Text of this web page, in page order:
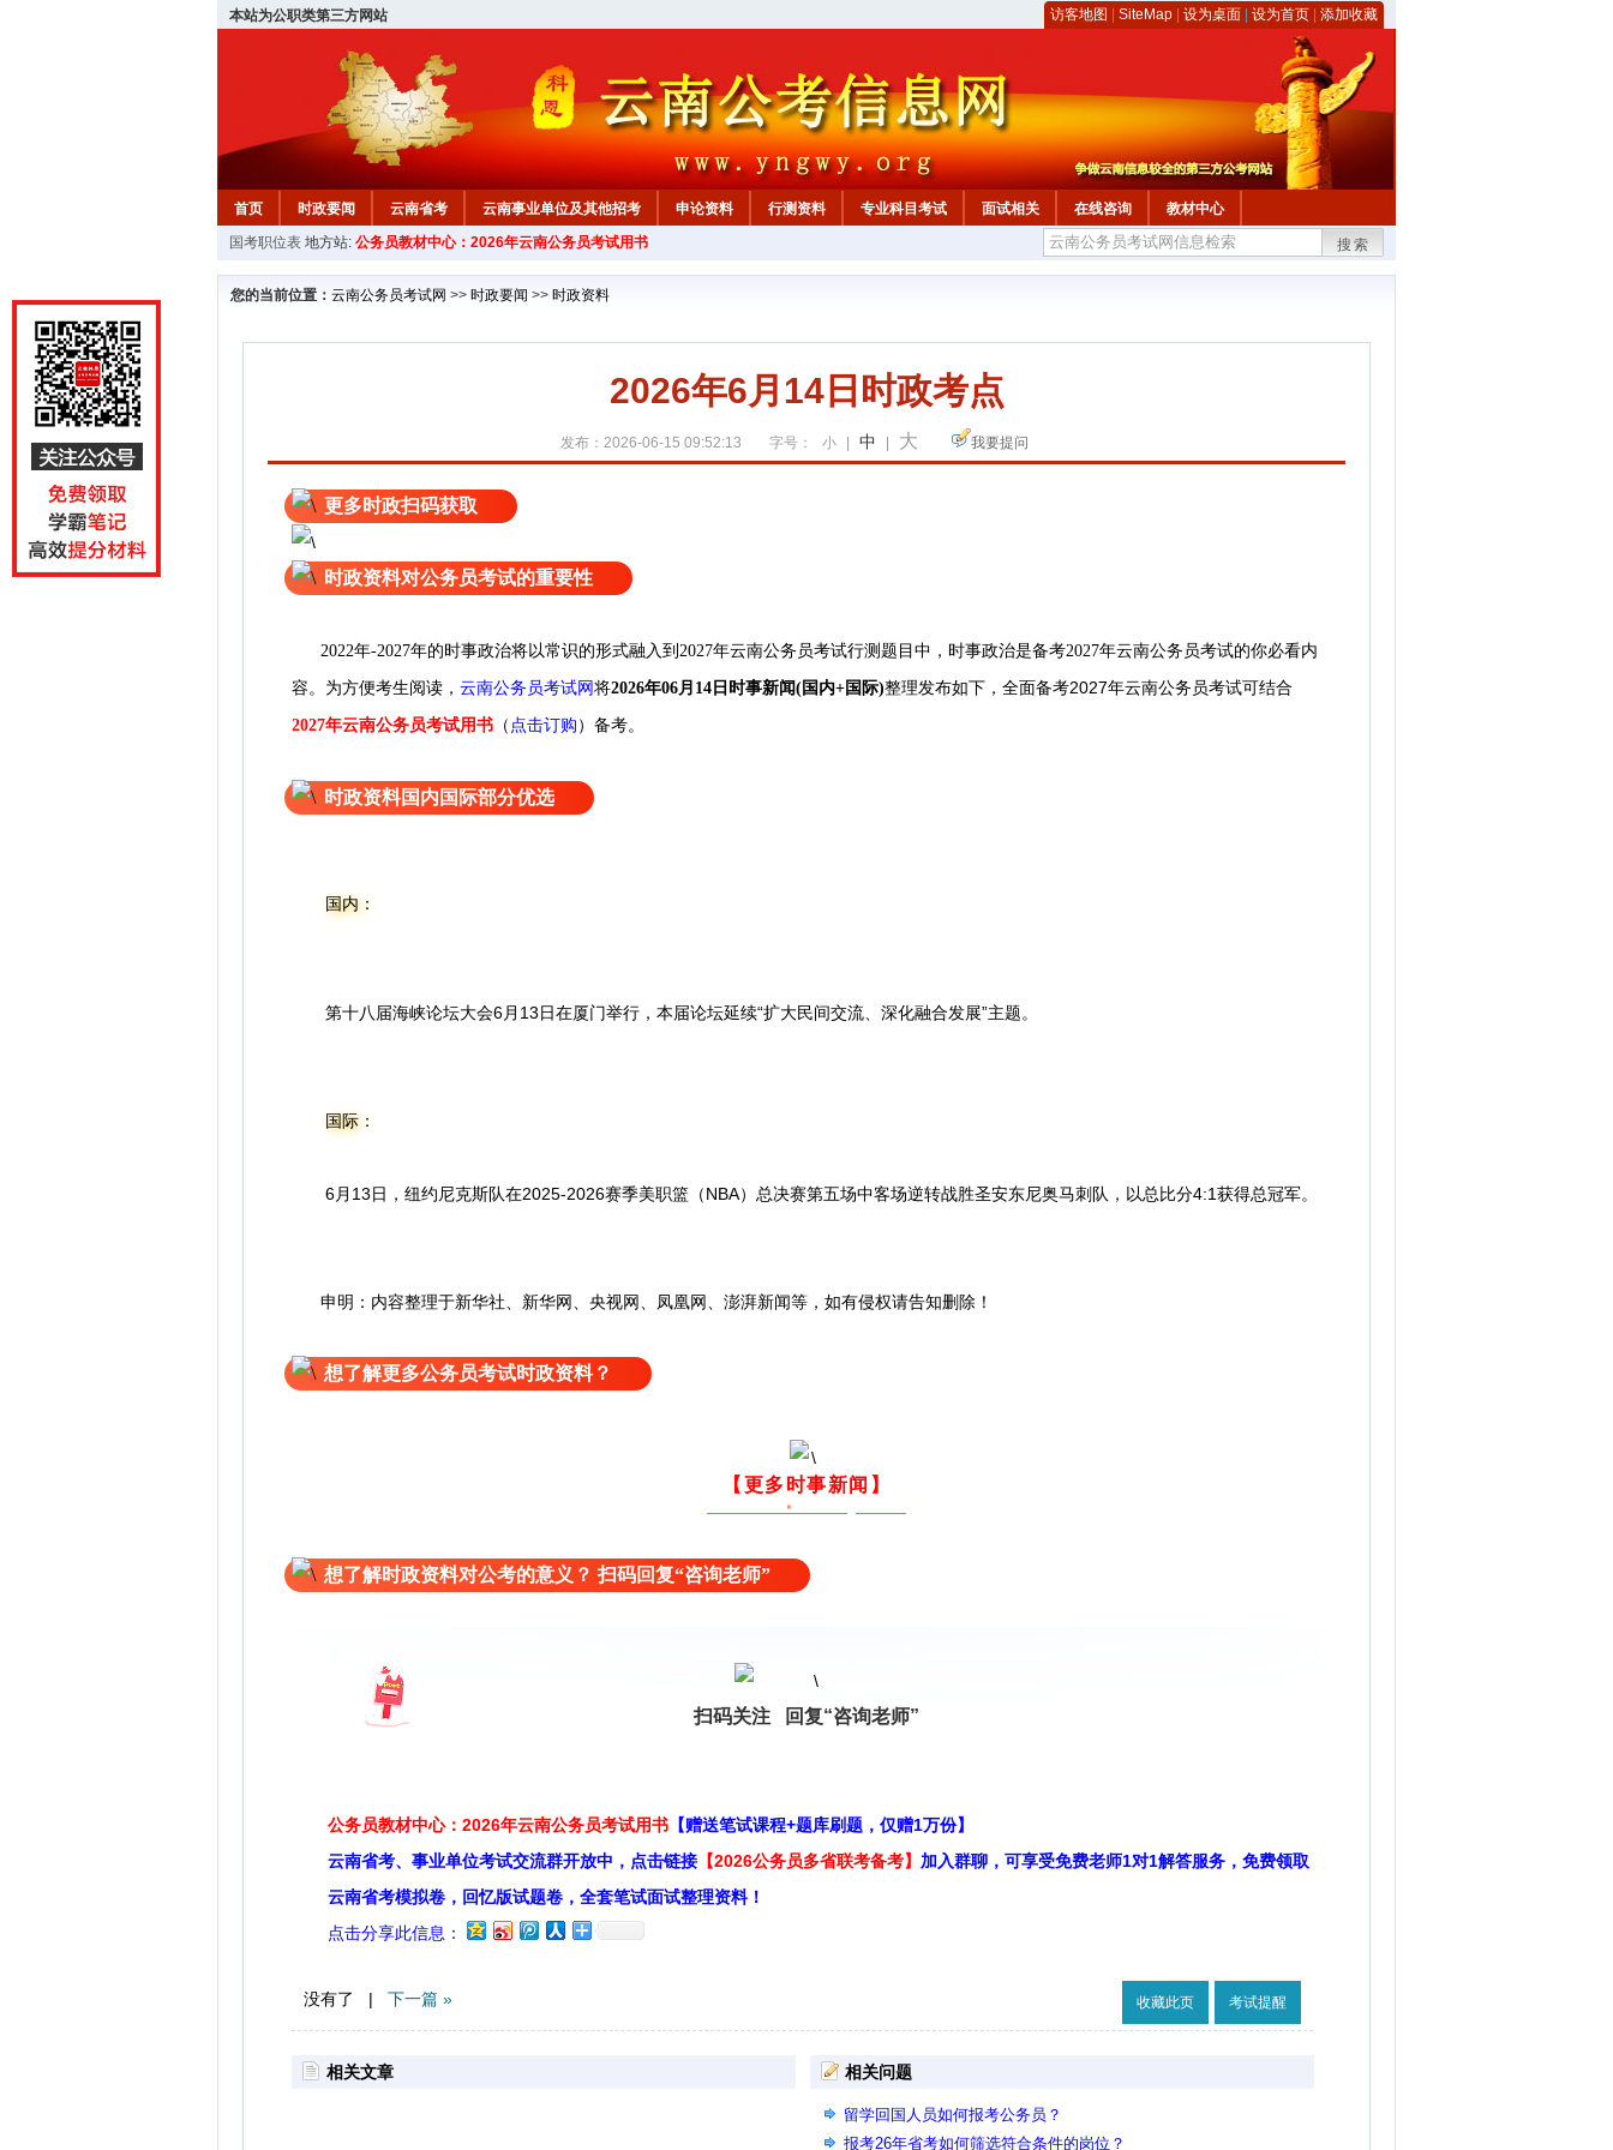
本站为公职类第三方网站 访客地图 SiteMap 设为桌面 设为首页 添加收藏
首页 时政要闻 云南省考 云南事业单位及其他招考 申论资料 行测资料 专业科目考试 面试相关 在线咨询
教材中心
国考职位表 地方站: 公务员教材中心：2026年云南公务员考试用书 搜索
您的当前位置： 云南公务员考试网 >> 时政要闻 >> 时政资料
2026年6月14日时政考点
发布：2026-06-15 09:52:13 字号： 小 中 大 我要提问
更多时政扫码获取
时政资料对公务员考试的重要性
2022年-2027年的时事政治将以常识的形式融入到2027年云南公务员考试行测题目中，时事政治是备考2027年云南公务员考试的你必看内
容。为方便考生阅读 ， 云南公务员考试网将2026年06月14日 时事新闻(国内+国际)整理发布如下，全面备考2027年云南公务员考试可结合
2027年云南公务员考试用书 （ 点击订购） 备考。
时政资料国内国际部分优选
国内：
第十八届海峡论坛大会6月13日在厦门举行，本届论坛延续“扩大民间交流、深化融合发展”主题。
国际：
6月13日，纽约尼克斯队在2025-2026赛季美职篮（NBA）总决赛第五场中客场逆转战胜圣安东尼奥马刺队，以总比分4:1获得总冠军。
申明：内容整理于新华社、新华网、央视网、凤凰网、澎湃新闻等，如有侵权请告知删除！
想了解更多公务员考试时政资料？
【更多时事新闻】
想了解时政资料对公考的意义？ 扫码回复“咨询老师”
扫码关注 回复“咨询老师”
公务员教材中心：2026年云南公务员考试用书 【赠送笔试课程+题库刷题，仅赠1万份】
云南省考、事业单位考试交流群开放中，点击链接 【2026公务员多省联考备考】 加入群聊，可享受免费老师1对1解答服务，免费领取
云南省考模拟卷，回忆版试题卷，全套笔试面试整理资料！
点击分享此信息：
没有了 | 下一篇 » 收藏此页 考试提醒
相关文章 相关问题
留学回国人员如何报考公务员？
报考26年省考如何筛选符合条件的岗位？